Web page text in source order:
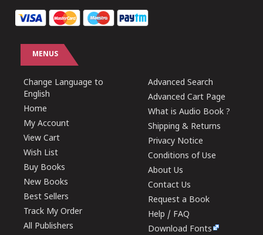
MENUS
Change Language to
English
Home
My Account
View Cart
Wish List
Buy Books
New Books
Best Sellers
Track My Order
All Publishers
Advanced Search
Advanced Cart Page
What is Audio Book ?
Shipping & Returns
Privacy Notice
Conditions of Use
About Us
Contact Us
Request a Book
Help / FAQ
Download Fonts